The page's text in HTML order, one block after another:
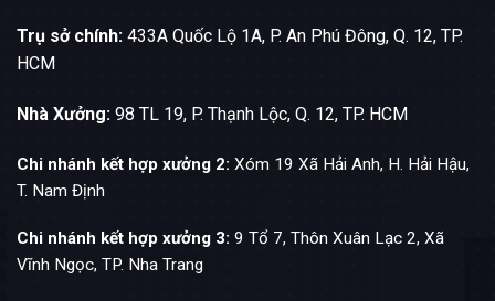
Trụ sở chính: 433A Quốc Lộ 1A, P. An Phú Đông, Q. 12, TP.
HCM
Nhà Xưởng: 98 TL 19, P. Thạnh Lộc, Q. 12, TP. HCM
Chi nhánh kết hợp xưởng 2: Xóm 19 Xã Hải Anh, H. Hải Hậu,
T. Nam Định
Chi nhánh kết hợp xưởng 3: 9 Tổ 7, Thôn Xuân Lạc 2, Xã
Vĩnh Ngọc, TP. Nha Trang